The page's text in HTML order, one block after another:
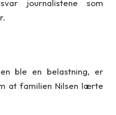
journalistene som
ble en belastning, er
at familien Nilsen lærte